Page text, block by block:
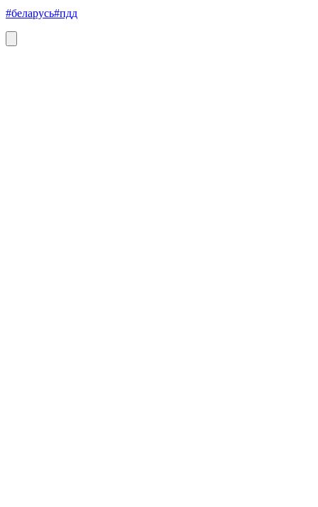
#беларусь#пдд